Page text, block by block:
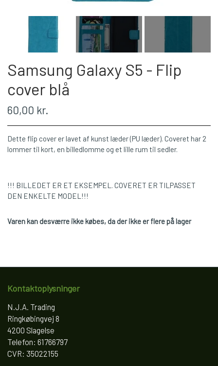
Samsung Galaxy S5 - Flip
cover blå
60,00 kr.
Dette flip cover er lavet af kunst læder (PU læder). Coveret har 2
lommer til kort, en billedlomme og et lille rum til sedler.
!!! BILLEDET ER ET EKSEMPEL. COVERET ER TILPASSET
DEN ENKELTE MODEL!!!
Varen kan desværre ikke købes, da der ikke er flere på lager
Kontaktoplysninger
N.J.A. Trading
Ringkøbingvej 8
4200 Slagelse
Telefon: 61766797
CVR: 35022155